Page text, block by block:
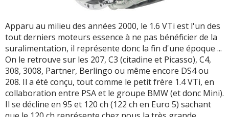
Apparu au milieu des années 2000, le 1.6 VTi est l'un des
tout derniers moteurs essence à ne pas bénéficier de la
suralimentation, il représente donc la fin d'une époque ...
On le retrouve sur les 207, C3 (citadine et Picasso), C4,
308, 3008, Partner, Berlingo ou même encore DS4 ou
208. Il a été conçu, tout comme le petit frère 1.4 VTi, en
collaboration entre PSA et le groupe BMW (et donc Mini).
Il se décline en 95 et 120 ch (122 ch en Euro 5) sachant